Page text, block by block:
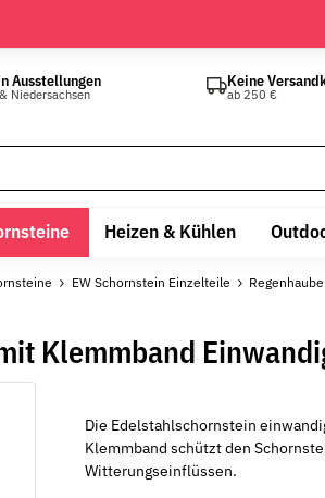
Ausstellungen
Niedersachsen
Keine
ab 250 €
Heizen & Kühlen
EW Schornstein Einzelteile
Klemmband
Die Edelstahlschornstein
Klemmband schützt den
Witterungseinflüssen.